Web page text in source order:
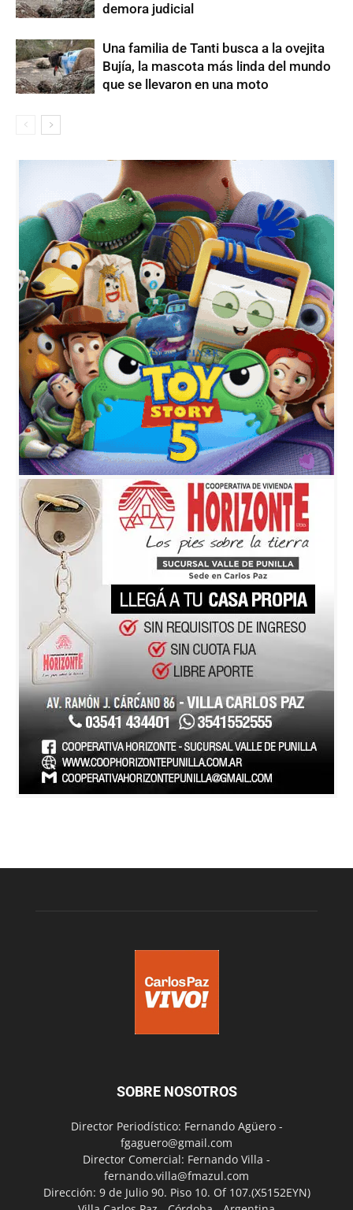
demora judicial
Una familia de Tanti busca a la ovejita
Bujía, la mascota más linda del mundo
que se llevaron en una moto
SOBRE NOSOTROS
Director Periodístico: Fernando Agüero -
fgaguero@gmail.com
Director Comercial: Fernando Villa -
fernando.villa@fmazul.com
Dirección: 9 de Julio 90. Piso 10. Of 107.(X5152EYN)